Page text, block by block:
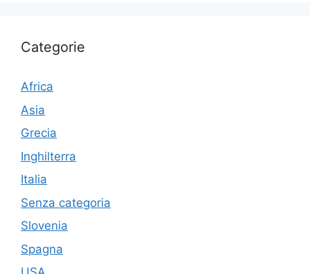
Categorie
Africa
Asia
Grecia
Inghilterra
Italia
Senza categoria
Slovenia
Spagna